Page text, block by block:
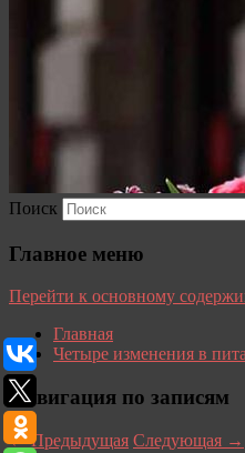
Поиск
Главное меню
Перейти к основному
Главная
Четыре изменения в
Навигация по записям
←Предыдущая Следующая →